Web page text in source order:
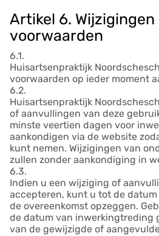
Artikel 6.
voorwaarden
6.1.
Huisartsenpraktijk
voorwaarden op ieder moment
6.2.
Huisartsenpraktijk
of aanvullingen van deze
minste veertien dagen voor
aankondigen via de website
kunt nemen. Wijzigingen van
zullen zonder aankondiging in
6.3.
Indien u een wijziging of
accepteren, kunt u tot de
de overeenkomst opzeggen.
de datum van inwerkingtreding
van de gewijzigde of